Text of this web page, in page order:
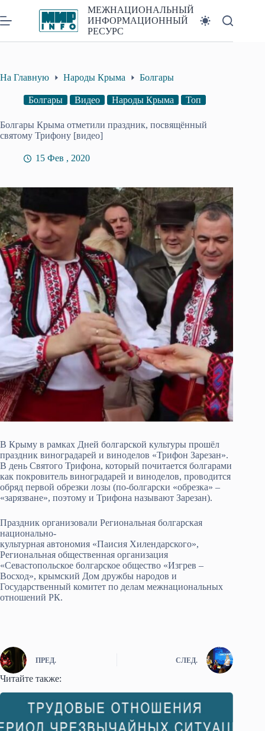
к
сути
МЕЖНАЦИОНАЛЬНЫЙ
ИНФОРМАЦИОННЫЙ
РЕСУРС
На Главную Народы Крыма Болгары
Болгары Видео Народы Крыма Топ
Болгары Крыма отметили праздник, посвящённый
святому Трифону [видео]
15 Фев , 2020
В Крыму в рамках Дней болгарской культуры прошёл
праздник виноградарей и виноделов «Трифон Зарезан».
В день Святого Трифона, который почитается болгарами
как покровитель виноградарей и виноделов, проводится
обряд первой обрезки лозы (по-болгарски «обрезка» –
«зарязване», поэтому и Трифона называют Зарезан).
Праздник организовали Региональная болгарская
национально-
культурная автономия «Паисия Хилендарского»,
Региональная общественная организация
«Севастопольское болгарское общество «Изгрев –
Восход», крымский Дом дружбы народов и
Государственный комитет по делам межнациональных
отношений РК.
ПРЕД. СЛЕД.
Читайте также: